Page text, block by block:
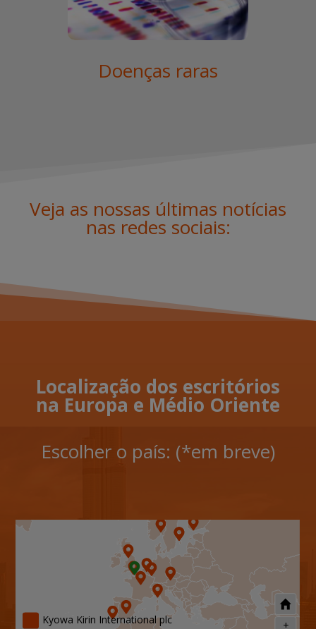
Doenças raras
Veja as nossas últimas notícias
nas redes sociais:
Localização dos escritórios
na Europa e Médio Oriente
Escolher o país: (*em breve)
+
Kyowa Kirin International plc